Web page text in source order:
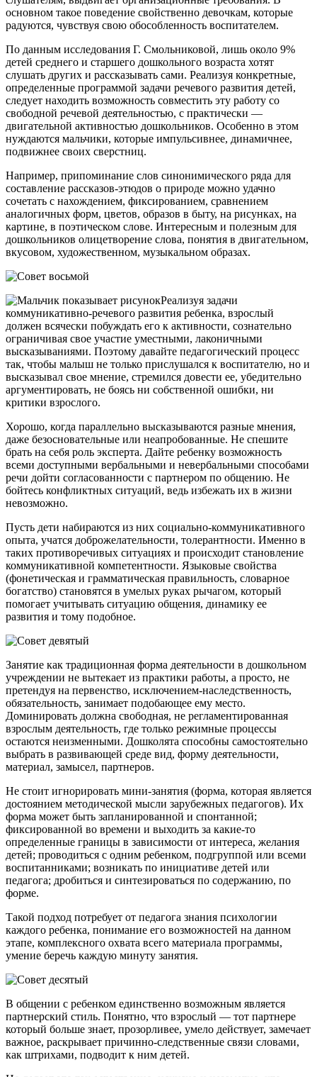
основном такое поведение свойственно девочкам, которые
радуются, чувствуя свою обособленность воспитателем.
По данным исследования Г. Смольниковой, лишь около 9%
детей среднего и старшего дошкольного возраста хотят
слушать других и рассказывать сами. Реализуя конкретные,
определенные программой задачи речевого развития детей,
следует находить возможность совместить эту работу со
свободной речевой деятельностью, с практически —
двигательной активностью дошкольников. Особенно в этом
нуждаются мальчики, которые импульсивнее, динамичнее,
подвижнее своих сверстниц.
Например, припоминание слов синонимического ряда для
составление рассказов-этюдов о природе можно удачно
сочетать с нахождением, фиксированием, сравнением
аналогичных форм, цветов, образов в быту, на рисунках, на
картине, в поэтическом слове. Интересным и полезным для
дошкольников олицетворение слова, понятия в двигательном,
вкусовом, художественном, музыкальном образах.
Реализуя задачи
коммуникативно-речевого развития ребенка, взрослый
должен всячески побуждать его к активности, сознательно
ограничивая свое участие уместными, лаконичными
высказываниями. Поэтому давайте педагогический процесс
так, чтобы малыш не только прислушался к воспитателю, но и
высказывал свое мнение, стремился довести ее, убедительно
аргументировать, не боясь ни собственной ошибки, ни
критики взрослого.
Хорошо, когда параллельно высказываются разные мнения,
даже безосновательные или неапробованные. Не спешите
брать на себя роль эксперта. Дайте ребенку возможность
всеми доступными вербальными и невербальными способами
речи дойти согласованности с партнером по общению. Не
бойтесь конфликтных ситуаций, ведь избежать их в жизни
невозможно.
Пусть дети набираются из них социально-коммуникативного
опыта, учатся доброжелательности, толерантности. Именно в
таких противоречивых ситуациях и происходит становление
коммуникативной компетентности. Языковые свойства
(фонетическая и грамматическая правильность, словарное
богатство) становятся в умелых руках рычагом, который
помогает учитывать ситуацию общения, динамику ее
развития и тому подобное.
Занятие как традиционная форма деятельности в дошкольном
учреждении не вытекает из практики работы, а просто, не
претендуя на первенство, исключением-наследственность,
обязательность, занимает подобающее ему место.
Доминировать должна свободная, не регламентированная
взрослым деятельность, где только режимные процессы
остаются неизменными. Дошколята способны самостоятельно
выбрать в развивающей среде вид, форму деятельности,
материал, замысел, партнеров.
Не стоит игнорировать мини-занятия (форма, которая является
достоянием методической мысли зарубежных педагогов). Их
форма может быть запланированной и спонтанной;
фиксированной во времени и выходить за какие-то
определенные границы в зависимости от интереса, желания
детей; проводиться с одним ребенком, подгруппой или всеми
воспитанниками; возникать по инициативе детей или
педагога; дробиться и синтезироваться по содержанию, по
форме.
Такой подход потребует от педагога знания психологии
каждого ребенка, понимание его возможностей на данном
этапе, комплексного охвата всего материала программы,
умение беречь каждую минуту занятия.
В общении с ребенком единственно возможным является
партнерский стиль. Понятно, что взрослый — тот партнере
который больше знает, прозорливее, умело действует, замечает
важное, раскрывает причинно-следственные связи словами,
как штрихами, подводит к ним детей.